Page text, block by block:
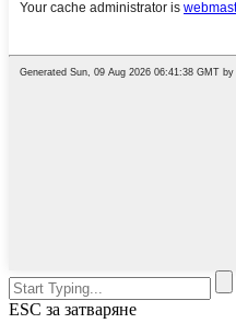
ESC за затваряне